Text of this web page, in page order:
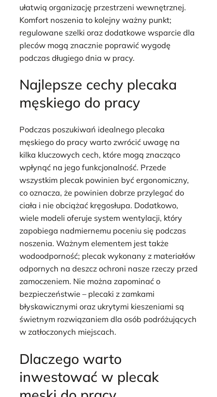
ułatwią organizację przestrzeni wewnętrznej.
Komfort noszenia to kolejny ważny punkt;
regulowane szelki oraz dodatkowe wsparcie dla
pleców mogą znacznie poprawić wygodę
podczas długiego dnia w pracy.
Najlepsze cechy plecaka
męskiego do pracy
Podczas poszukiwań idealnego plecaka
męskiego do pracy warto zwrócić uwagę na
kilka kluczowych cech, które mogą znacząco
wpłynąć na jego funkcjonalność. Przede
wszystkim plecak powinien być ergonomiczny,
co oznacza, że powinien dobrze przylegać do
ciała i nie obciążać kręgosłupa. Dodatkowo,
wiele modeli oferuje system wentylacji, który
zapobiega nadmiernemu poceniu się podczas
noszenia. Ważnym elementem jest także
wodoodporność; plecak wykonany z materiałów
odpornych na deszcz ochroni nasze rzeczy przed
zamoczeniem. Nie można zapominać o
bezpieczeństwie – plecaki z zamkami
błyskawicznymi oraz ukrytymi kieszeniami są
świetnym rozwiązaniem dla osób podróżujących
w zatłoczonych miejscach.
Dlaczego warto
inwestować w plecak